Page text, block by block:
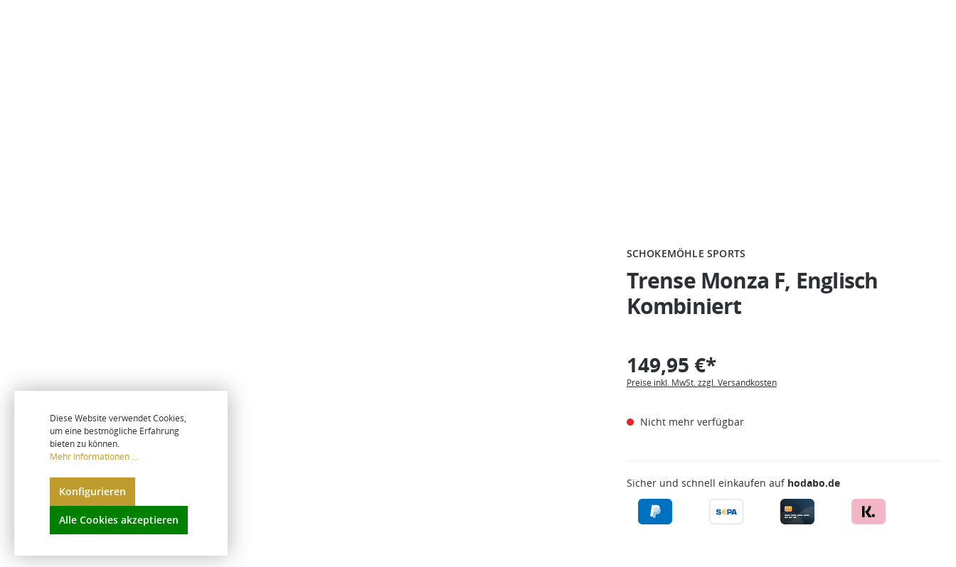
SCHOKEMÖHLE SPORTS
Trense Monza F, Englisch
Kombiniert
149,95 €*
Preise inkl. MwSt. zzgl. Versandkosten
Nicht mehr verfügbar
Sicher und schnell einkaufen auf hodabo.de
Diese Website verwendet Cookies,
um eine bestmögliche Erfahrung
bieten zu können.
Mehr Informationen ...
Konfigurieren
Alle Cookies akzeptieren